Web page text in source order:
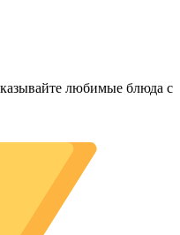
любимые блюда с